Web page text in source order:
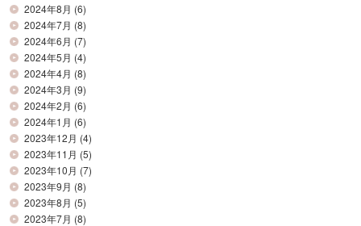
2024年8月 (6)
2024年7月 (8)
2024年6月 (7)
2024年5月 (4)
2024年4月 (8)
2024年3月 (9)
2024年2月 (6)
2024年1月 (6)
2023年12月 (4)
2023年11月 (5)
2023年10月 (7)
2023年9月 (8)
2023年8月 (5)
2023年7月 (8)